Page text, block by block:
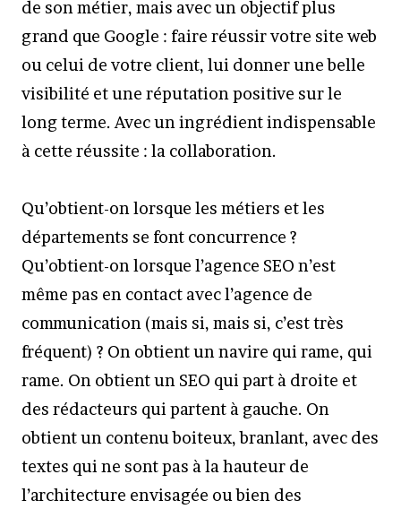
de son métier, mais avec un objectif plus
grand que Google : faire réussir votre site web
ou celui de votre client, lui donner une belle
visibilité et une réputation positive sur le
long terme. Avec un ingrédient indispensable
à cette réussite : la collaboration.
Qu’obtient-on lorsque les métiers et les
départements se font concurrence ?
Qu’obtient-on lorsque l’agence SEO n’est
même pas en contact avec l’agence de
communication (mais si, mais si, c’est très
fréquent) ? On obtient un navire qui rame, qui
rame. On obtient un SEO qui part à droite et
des rédacteurs qui partent à gauche. On
obtient un contenu boiteux, branlant, avec des
textes qui ne sont pas à la hauteur de
l’architecture envisagée ou bien des